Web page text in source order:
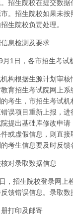
招生院校在提交数
。招生院校如果未
生院校负责处理。
信息检测及要求
1日，各市招生考试
构根据生源计划审
育招生考试院网上
考生，市招生考试
误项目重新上报，
提出基础库修改申
或虚假信息，则直
考生信息要及时反
核对录取数据信息
，招生院校登录网上
馈错误信息。录取
打印及邮寄